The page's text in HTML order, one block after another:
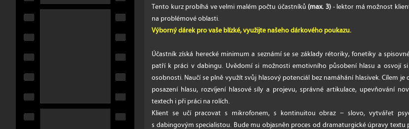
Tento kurz probíhá ve velmi malém počtu účastníků (max. 3)- lektor má možnost
na problémové oblasti.
Výborný dárek pro vaše blízké, využijte našeho dárkového poukazu.
Účastník získá herecké minimum a seznámí se se základy rétoriky, fonetiky a
patří k práci v dabingu. Uvědomí si možnosti emotivního působení hlasu a osvojí
osobnosti. Naučí se plně využít svůj hlasový potenciál bez namáhání hlasivek. Cílem
posazení hlasu, rozvíjení hlasové síly a projevu, správné artikulace, upevňování
textech i při práci na rolích.
Klient se učí pracovat s mikrofonem, s kontinuitou obraz − slovo, vytvářet
s dabingovým specialistou. Bude mu objasněn proces od dramaturgické úpravy textu